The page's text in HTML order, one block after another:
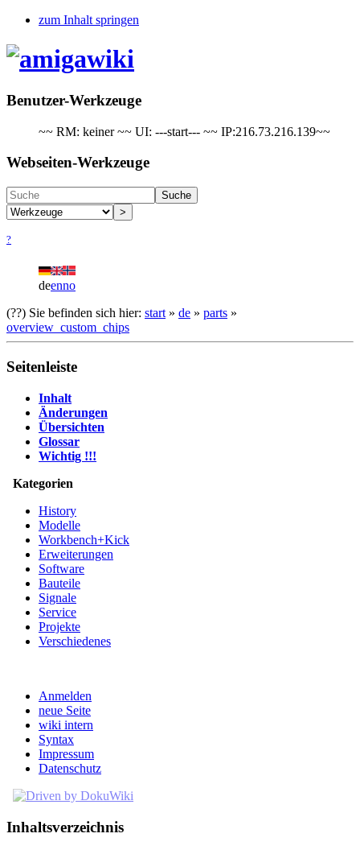
zum Inhalt springen
Benutzer-Werkzeuge
~~ RM: keiner ~~ UI: ---start--- ~~ IP:216.73.216.139~~
Webseiten-Werkzeuge
Suche
>
?
deenno
(??) Sie befinden sich hier: start » de » parts »
overview_custom_chips
Seitenleiste
Inhalt
Änderungen
Übersichten
Glossar
Wichtig !!!
Kategorien
History
Modelle
Workbench+Kick
Erweiterungen
Software
Bauteile
Signale
Service
Projekte
Verschiedenes
Anmelden
neue Seite
wiki intern
Syntax
Impressum
Datenschutz
Inhaltsverzeichnis